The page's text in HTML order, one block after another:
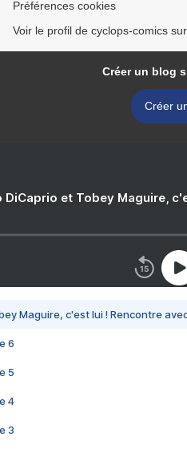
Préférences cookies
Voir le profil de cyclops-comics
Créer un blog
Créer
DiCaprio et Tobey Maguire,
Maguire, c'est lui ! Rencontre
6
5
4
3